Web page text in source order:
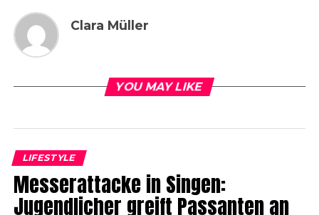
Clara Müller
YOU MAY LIKE
LIFESTYLE
Messerattacke in Singen:
Jugendlicher greift Passanten an